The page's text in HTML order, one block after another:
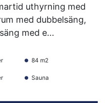
uthyrning med
med dubbelsäng,
med e...
84 m2
Sauna